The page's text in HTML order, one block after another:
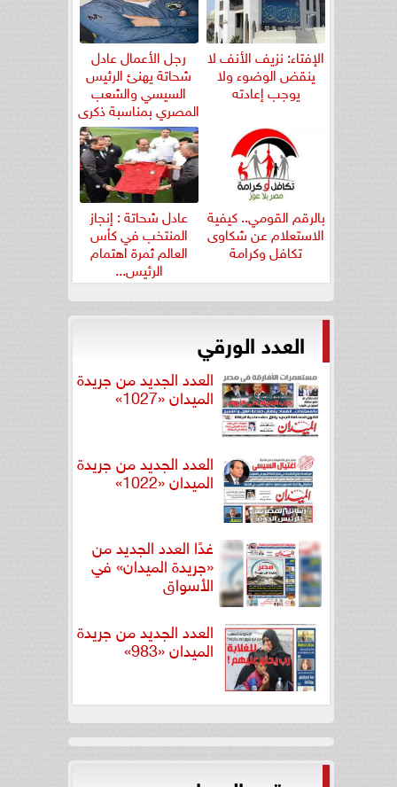
الإفتاء: نزيف الأنف لا
ينقض الوضوء ولا
يوجب إعادته
رجل الأعمال عادل
شحاتة يهنئ الرئيس
السيسي والشعب
المصري بمناسبة ذكرى
ثورة...
بالرقم القومي.. كيفية
الاستعلام عن شكاوى
تكافل وكرامة
عادل شحاتة : إنجاز
المنتخب في كأس
العالم ثمرة اهتمام
الرئيس...
العدد الورقي
العدد الجديد من جريدة
الميدان «1027»
العدد الجديد من جريدة
الميدان «1022»
غدًا العدد الجديد من
«جريدة الميدان» في
الأسواق
العدد الجديد من جريدة
الميدان «983»